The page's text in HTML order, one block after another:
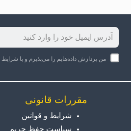
من پردازش داده‌هایم را می‌پذیرم و با شرایط
مقررات قانونی
شرایط و قوانین
سیاست حفظ حریم